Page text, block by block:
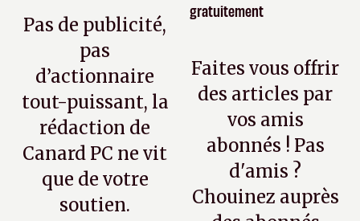
Pas de publicité,
pas
d’actionnaire
tout-puissant, la
rédaction de
Canard PC ne vit
que de votre
soutien.
gratuitement
Faites vous offrir
des articles par
vos amis
abonnés ! Pas
d'amis ?
Chouinez auprès